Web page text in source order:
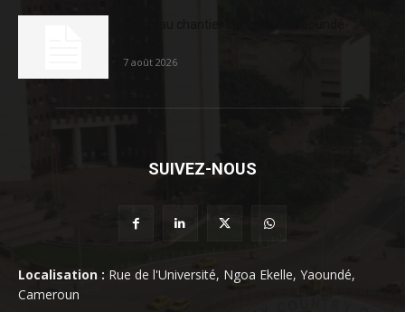
7 août 2026
SUIVEZ-NOUS
Localisation : Rue de l'Université, Ngoa Ekelle, Yaoundé,
Cameroun